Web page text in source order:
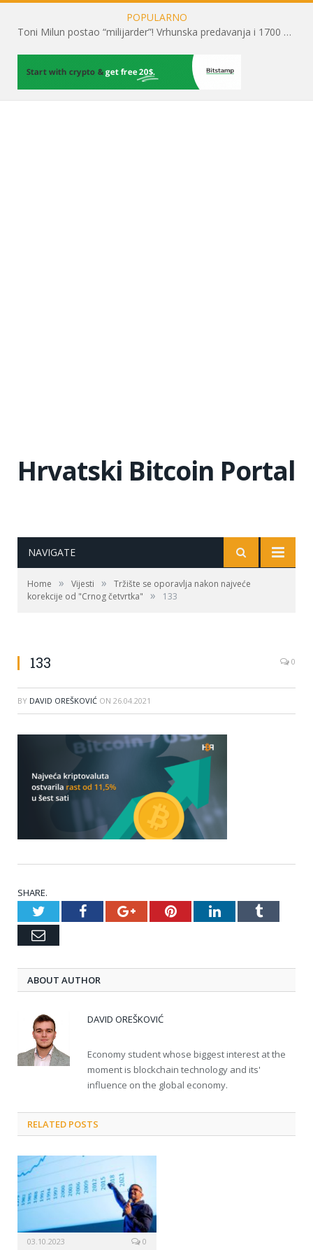
POPULARNO
Toni Milun postao “milijarder”! Vrhunska predavanja i 1700 posjetitelja obilježili su mjesec financijske pismenosti
Hrvatski Bitcoin Portal
NAVIGATE
Home » Vijesti »
Tržište se oporavlja nakon najveće
korekcije od "Crnog četvrtka"
» 133
133 0
BY DAVID OREŠKOVIĆ ON 26.04.2021
SHARE.
TwitterFacebookGoogle+PinterestLinkedInTumblr
Email
ABOUT AUTHOR
DAVID OREŠKOVIĆ
Economy student whose biggest interest at the
moment is blockchain technology and its'
influence on the global economy.
RELATED POSTS
03.10.2023 0